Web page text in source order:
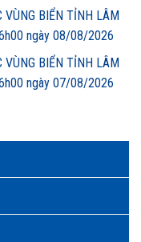
VÙNG BIỂN TỈNH LÂM
ngày 08/08/2026
VÙNG BIỂN TỈNH LÂM
ngày 07/08/2026